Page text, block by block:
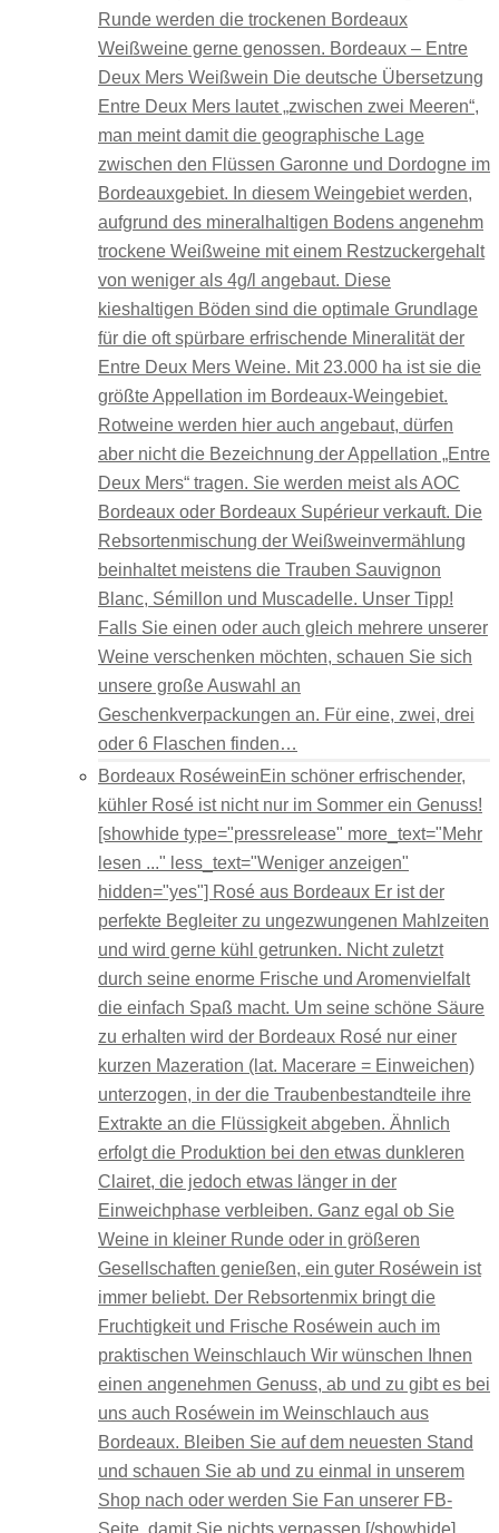
Runde werden die trockenen Bordeaux
Weißweine gerne genossen. Bordeaux – Entre
Deux Mers Weißwein Die deutsche Übersetzung
Entre Deux Mers lautet „zwischen zwei Meeren“,
man meint damit die geographische Lage
zwischen den Flüssen Garonne und Dordogne im
Bordeauxgebiet. In diesem Weingebiet werden,
aufgrund des mineralhaltigen Bodens angenehm
trockene Weißweine mit einem Restzuckergehalt
von weniger als 4g/l angebaut. Diese
kieshaltigen Böden sind die optimale Grundlage
für die oft spürbare erfrischende Mineralität der
Entre Deux Mers Weine. Mit 23.000 ha ist sie die
größte Appellation im Bordeaux-Weingebiet.
Rotweine werden hier auch angebaut, dürfen
aber nicht die Bezeichnung der Appellation „Entre
Deux Mers“ tragen. Sie werden meist als AOC
Bordeaux oder Bordeaux Supérieur verkauft. Die
Rebsortenmischung der Weißweinvermählung
beinhaltet meistens die Trauben Sauvignon
Blanc, Sémillon und Muscadelle. Unser Tipp!
Falls Sie einen oder auch gleich mehrere unserer
Weine verschenken möchten, schauen Sie sich
unsere große Auswahl an
Geschenkverpackungen an. Für eine, zwei, drei
oder 6 Flaschen finden…
Bordeaux RoséweinEin schöner erfrischender,
kühler Rosé ist nicht nur im Sommer ein Genuss!
[showhide type="pressrelease" more_text="Mehr
lesen ..." less_text="Weniger anzeigen"
hidden="yes"] Rosé aus Bordeaux Er ist der
perfekte Begleiter zu ungezwungenen Mahlzeiten
und wird gerne kühl getrunken. Nicht zuletzt
durch seine enorme Frische und Aromenvielfalt
die einfach Spaß macht. Um seine schöne Säure
zu erhalten wird der Bordeaux Rosé nur einer
kurzen Mazeration (lat. Macerare = Einweichen)
unterzogen, in der die Traubenbestandteile ihre
Extrakte an die Flüssigkeit abgeben. Ähnlich
erfolgt die Produktion bei den etwas dunkleren
Clairet, die jedoch etwas länger in der
Einweichphase verbleiben. Ganz egal ob Sie
Weine in kleiner Runde oder in größeren
Gesellschaften genießen, ein guter Roséwein ist
immer beliebt. Der Rebsortenmix bringt die
Fruchtigkeit und Frische Roséwein auch im
praktischen Weinschlauch Wir wünschen Ihnen
einen angenehmen Genuss, ab und zu gibt es bei
uns auch Roséwein im Weinschlauch aus
Bordeaux. Bleiben Sie auf dem neuesten Stand
und schauen Sie ab und zu einmal in unserem
Shop nach oder werden Sie Fan unserer FB-
Seite, damit Sie nichts verpassen.[/showhide]